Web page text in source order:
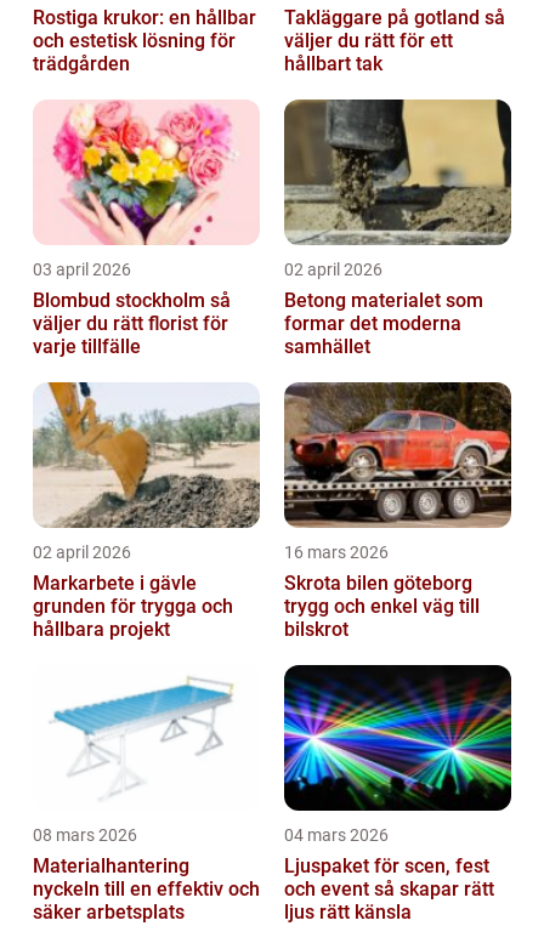
Rostiga krukor: en hållbar
och estetisk lösning för
trädgården
Takläggare på gotland så
väljer du rätt för ett
hållbart tak
03 april 2026
Blombud stockholm så
väljer du rätt florist för
varje tillfälle
02 april 2026
Betong materialet som
formar det moderna
samhället
02 april 2026
Markarbete i gävle
grunden för trygga och
hållbara projekt
16 mars 2026
Skrota bilen göteborg
trygg och enkel väg till
bilskrot
08 mars 2026
Materialhantering
nyckeln till en effektiv och
säker arbetsplats
04 mars 2026
Ljuspaket för scen, fest
och event så skapar rätt
ljus rätt känsla